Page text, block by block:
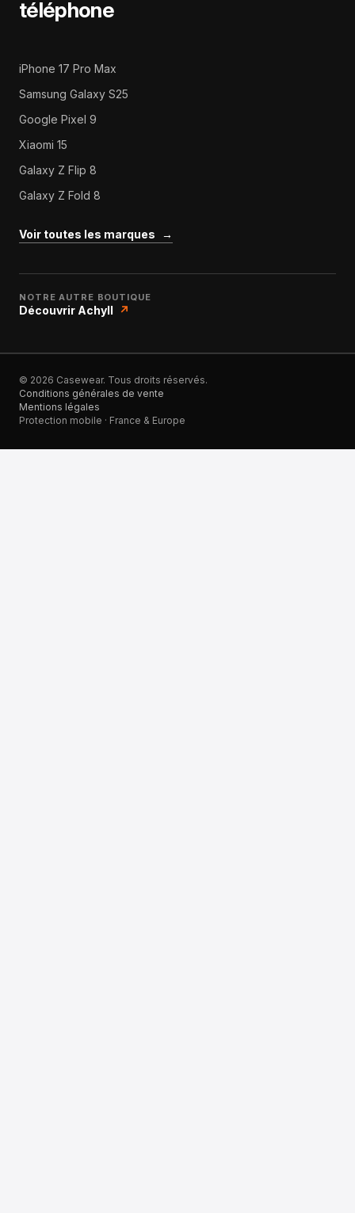
téléphone
iPhone 17 Pro Max
Samsung Galaxy S25
Google Pixel 9
Xiaomi 15
Galaxy Z Flip 8
Galaxy Z Fold 8
Voir toutes les marques →
NOTRE AUTRE BOUTIQUE
Découvrir Achyll ↗
© 2026 Casewear. Tous droits réservés.
Conditions générales de vente
Mentions légales
Protection mobile · France & Europe